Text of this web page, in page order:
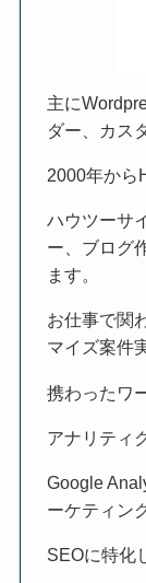
主に
ダー、カス
2000年から
ハウツーサ
ー、ブログ
ます。
お仕事で関
マイズ案件
携わったワ
アナリティ
Google
ーケティン
SEOに特化